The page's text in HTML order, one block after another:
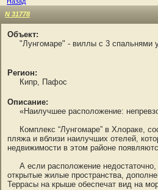
N 31778
Объект:
"Лунгомаре" - виллы с 3 спальнями
Регион:
Кипр, Пафос
Описание:
«Наилучшее расположение:
Комплекс “Лунгомаре” в Хлораке,
пляжа и вблизи наилучших отелей,
недвижимости в этом районе
А если расположение недостаточно,
открытые жилые пространства,
Террасы на крыше обеспечат вид на